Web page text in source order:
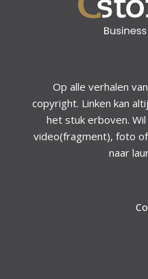
Op alle verhalen
copyright. Linken kan
het stuk erboven.
video(fragment), foto
naar